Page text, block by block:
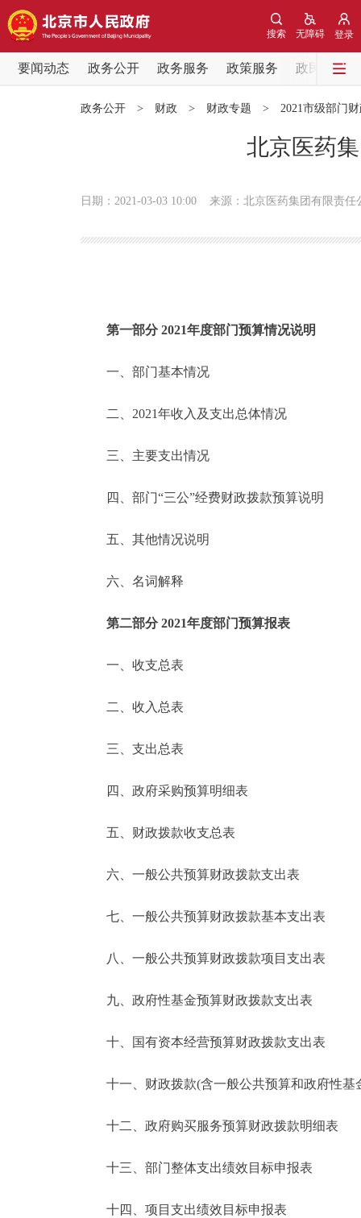
登录
无障碍
搜索
要闻动态 政务公开 政务服务 政策服务
政民互动
便民服务
中介服务
政民互动
12345网上接诉即办
参与调查
走进北京
北京概况
绿色北京
ENGLISH
政务公开 > 财政 > 财政专题 > 2021市级部门
北京医药
日期：2021-03-03 10:00 来源：北京医药集团有限责任
第一部分 2021年度部门预算情况说明
一、部门基本情况
二、2021年收入及支出总体情况
三、主要支出情况
四、部门“三公”经费财政拨款预算说明
五、其他情况说明
六、名词解释
第二部分 2021年度部门预算报表
一、收支总表
二、收入总表
三、支出总表
四、政府采购预算明细表
五、财政拨款收支总表
六、一般公共预算财政拨款支出表
七、一般公共预算财政拨款基本支出表
八、一般公共预算财政拨款项目支出表
九、政府性基金预算财政拨款支出表
十、国有资本经营预算财政拨款支出表
十一、财政拨款(含一般公共预算和政府性基
十二、政府购买服务预算财政拨款明细表
十三、部门整体支出绩效目标申报表
十四、项目支出绩效目标申报表